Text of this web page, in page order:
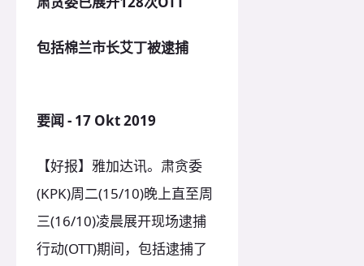
包括棉兰市长艾丁被逮捕
要闻 - 17 Okt 2019
【好报】雅加达讯。肃贪委
(KPK)周二(15/10)晚上直至周
三(16/10)凌晨展开现场逮捕
行动(OTT)期间，包括逮捕了